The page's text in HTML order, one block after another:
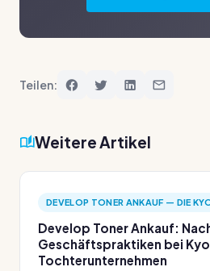
Teilen:
Weitere Artikel
DEVELOP TONER ANKAUF — DIE
Develop Toner Ankauf:
Geschäftspraktiken bei
Tochterunternehmen